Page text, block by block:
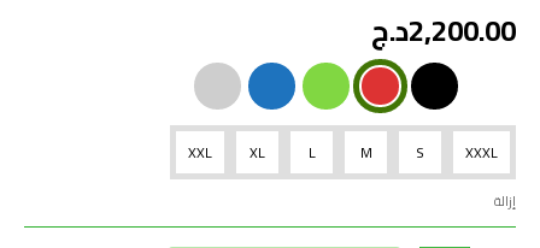
2,200.00د.ج
XXXL
S
M
L
XL
XXL
إزالة